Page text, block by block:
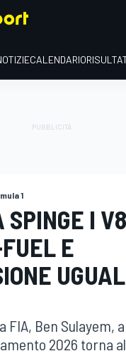
CALENDARIO
1
I
E
FIA, Ben Sulayem,
2026 torna